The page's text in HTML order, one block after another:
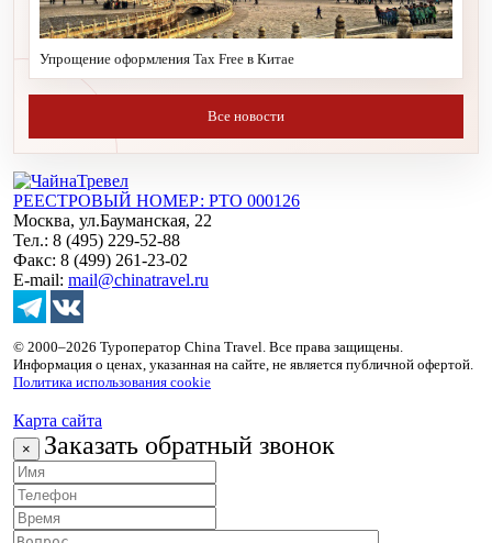
Упрощение оформления Tax Free в Китае
Все новости
РЕЕСТРОВЫЙ НОМЕР: РТО 000126
Москва, ул.Бауманская, 22
Тел.: 8 (495) 229-52-88
Факс: 8 (499) 261-23-02
E-mail: mail@chinatravel.ru
© 2000–2026 Туроператор China Travel. Все права защищены.
Информация о ценах, указанная на сайте, не является публичной офертой.
Политика использования cookie
Карта сайта
× Заказать обратный звонок